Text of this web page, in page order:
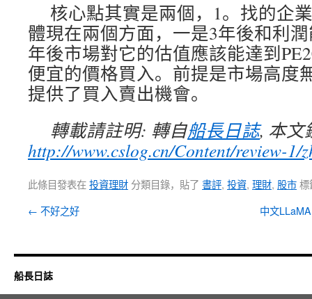
核心點其實是兩個，1。找的企
體現在兩個方面，一是3年後和利
年後市場對它的估值應該能達到
便宜的價格買入。前提是市場高度
提供了買入賣出機會。
轉載請註明: 轉自船長日誌, 本文
http://www.cslog.cn/Content/review-1/
此條目發表在投資理財 分類目錄，貼了 書評, 投資, 理財, 股市標
← 不好之好 中文
船長日誌